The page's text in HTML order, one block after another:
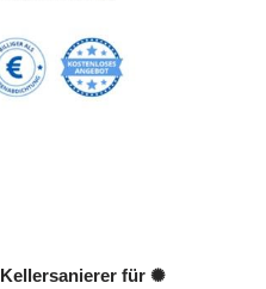
Kellersanierer für ✺